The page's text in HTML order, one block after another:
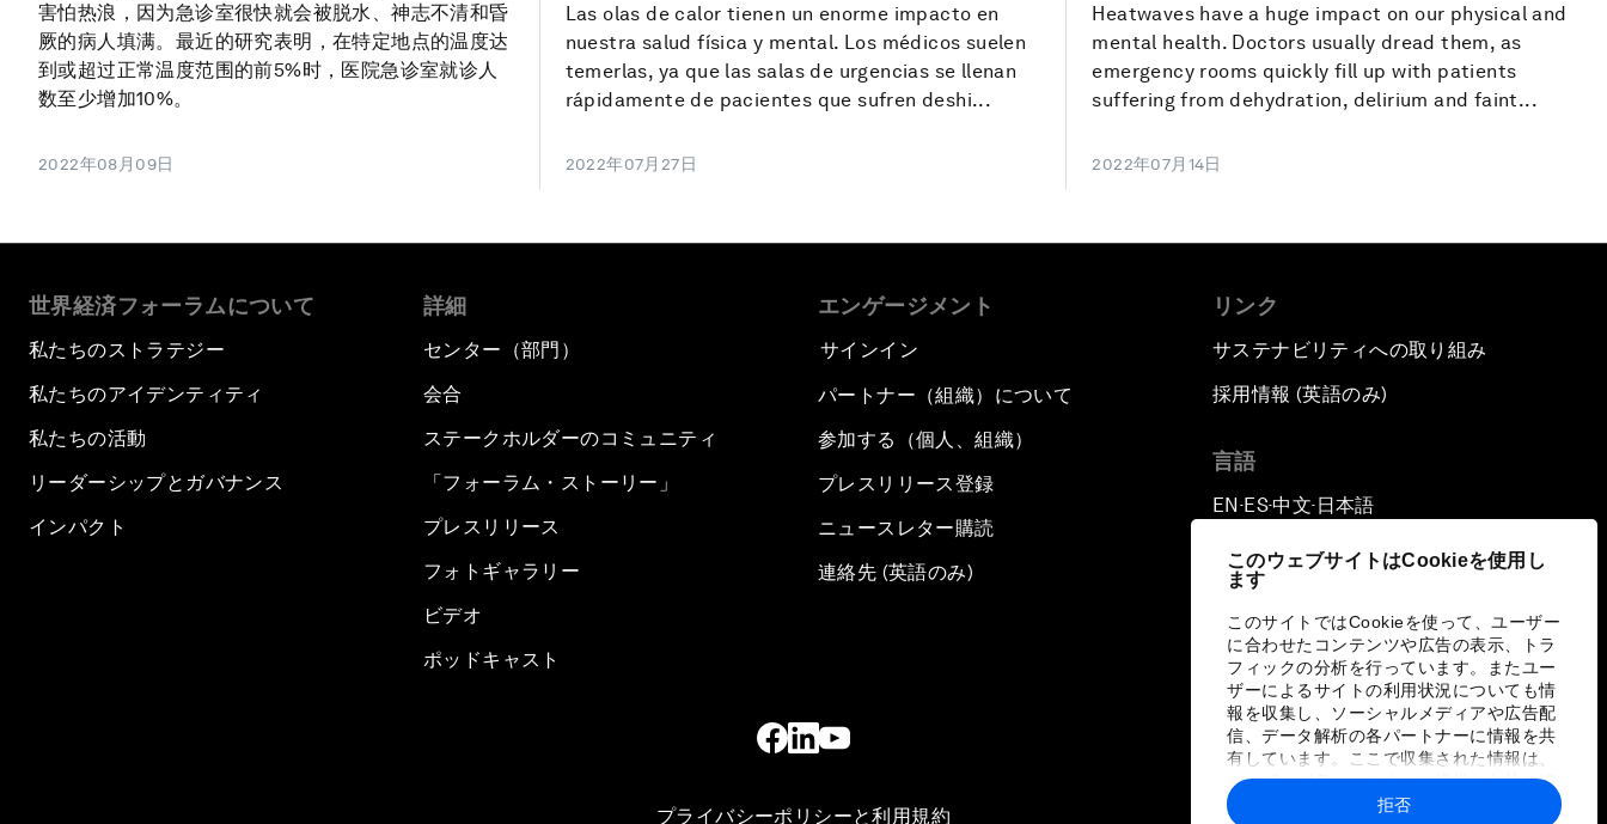
このウェブサイトはCookieを使用し
ます
このサイトではCookieを使って、ユーザー
に合わせたコンテンツや広告の表示、トラ
フィックの分析を行っています。またユー
ザーによるサイトの利用状況についても情
報を収集し、ソーシャルメディアや広告配
信、データ解析の各パートナーに情報を共
有しています。ここで収集された情報は、
ユーザーが各パートナーに提供した他の情
報や各パートナーのサービスを使用した際
拒否
害怕热浪，因为急诊室很快就会被脱水、神志不清和昏
厥的病人填满。最近的研究表明，在特定地点的温度达
到或超过正常温度范围的前5%时，医院急诊室就诊人
数至少增加10%。
2022年08月09日
Las olas de calor tienen un enorme impacto en
nuestra salud física y mental. Los médicos suelen
temerlas, ya que las salas de urgencias se llenan
rápidamente de pacientes que sufren deshi...
2022年07月27日
Heatwaves have a huge impact on our physical and
mental health. Doctors usually dread them, as
emergency rooms quickly fill up with patients
suffering from dehydration, delirium and faint...
2022年07月14日
世界経済フォーラムについて
私たちのストラテジー
私たちのアイデンティティ
私たちの活動
リーダーシップとガバナンス
インパクト
詳細
センター（部門）
会合
ステークホルダーのコミュニティ
「フォーラム・ストーリー」
プレスリリース
フォトギャラリー
ビデオ
ポッドキャスト
エンゲージメント
サインイン
パートナー（組織）について
参加する（個人、組織）
プレスリリース登録
ニュースレター購読
連絡先 (英語のみ)
リンク
サステナビリティへの取り組み
採用情報 (英語のみ)
言語
EN ▪ ES▪中文▪ 日本語
プライバシーポリシーと利用規約